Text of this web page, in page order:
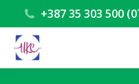
+387 35 303 500